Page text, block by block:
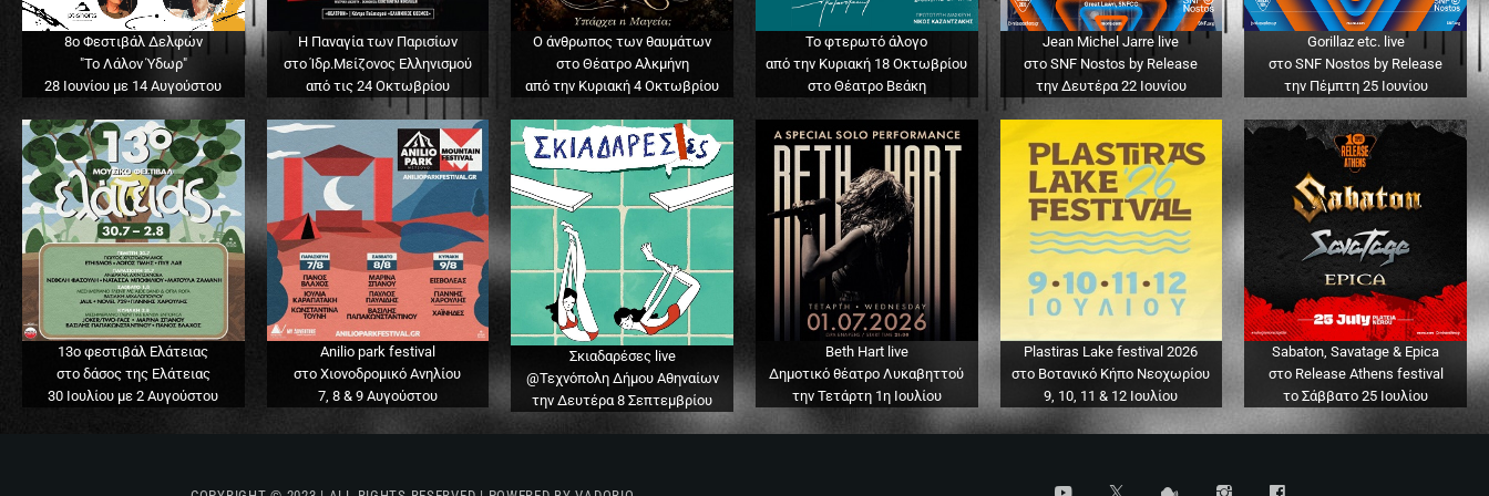
8ο Φεστιβάλ Δελφών
"Το Λάλον Ύδωρ"
28 Ιουνίου με 14 Αυγούστου
Η Παναγία των Παρισίων
στο Ίδρ.Μείζονος Ελληνισμού
από τις 24 Οκτωβρίου
Ο άνθρωπος των θαυμάτων
στο Θέατρο Αλκμήνη
από την Κυριακή 4 Οκτωβρίου
Το φτερωτό άλογο
από την Κυριακή 18 Οκτωβρίου
στο Θέατρο Βεάκη
Jean Michel Jarre live
στο SNF Nostos by Release
την Δευτέρα 22 Ιουνίου
Gorillaz etc. live
στο SNF Nostos by Release
την Πέμπτη 25 Ιουνίου
13o φεστιβάλ Ελάτειας
στο δάσος της Ελάτειας
30 Ιουλίου με 2 Αυγούστου
Anilio park festival
στο Χιονοδρομικό Ανηλίου
7, 8 & 9 Αυγούστου
Σκιαδαρέσες live
@Τεχνόπολη Δήμου Αθηναίων
την Δευτέρα 8 Σεπτεμβρίου
Beth Hart live
Δημοτικό θέατρο Λυκαβηττού
την Τετάρτη 1η Ιουλίου
Plastiras Lake festival 2026
στο Βοτανικό Κήπο Νεοχωρίου
9, 10, 11 & 12 Ιουλίου
Sabaton, Savatage & Epica
στο Release Athens festival
το Σάββατο 25 Ιουλίου